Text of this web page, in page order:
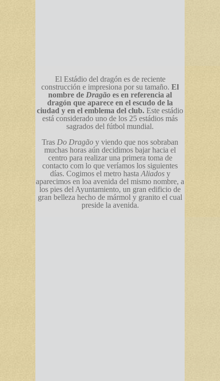
El Estádio del dragón es de reciente
construcción e impresiona por su tamaño. El
nombre de Dragão es en referencia al
dragón que aparece en el escudo de la
ciudad y en el emblema del club. Este estádio
está considerado uno de los 25 estádios más
sagrados del fútbol mundial.
Tras Do Dragão y viendo que nos sobraban
muchas horas aún decidimos bajar hacia el
centro para realizar una primera toma de
contacto com lo que veríamos los siguientes
días. Cogimos el metro hasta Aliados y
aparecimos en loa avenida del mismo nombre, a
los pies del Ayuntamiento, un gran edificio de
gran belleza hecho de mármol y granito el cual
preside la avenida.